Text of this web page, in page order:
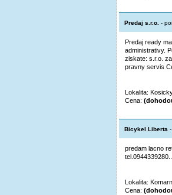
Predaj s.r.o. -
Predaj ready
administrativy.
ziskate: s.r.o.
pravny servis
Lokalita:
Cena:
Bicykel Liberta
predam lacno
tel.0944339280....
Lokalita:
Cena: